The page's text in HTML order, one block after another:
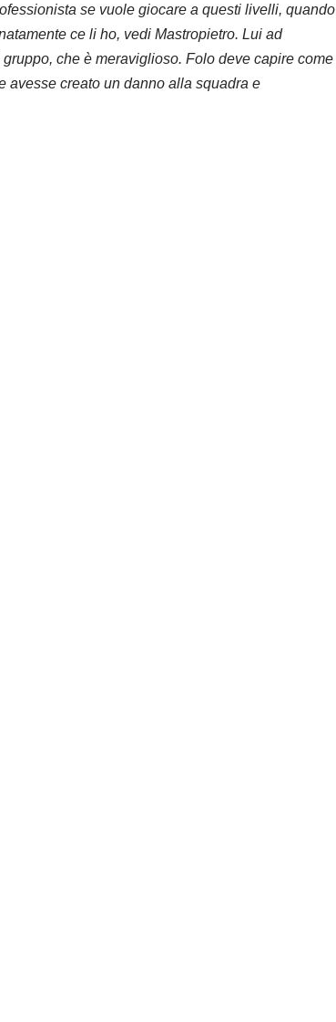
se vuole giocare a questi livelli, quando
ce li ho, vedi Mastropietro. Lui ad
che è meraviglioso. Folo deve capire come
avesse creato un danno alla squadra e